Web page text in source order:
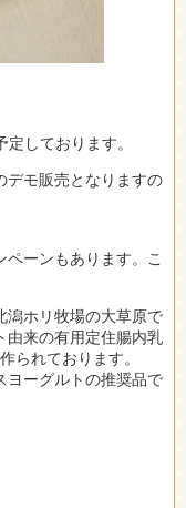
しております。
デモ販売となりますの
ーンもあります。こ
潟ホリ牧場の大草原で
由来の有用定住腸内乳
られております。
ヨーグルトの推奨品で